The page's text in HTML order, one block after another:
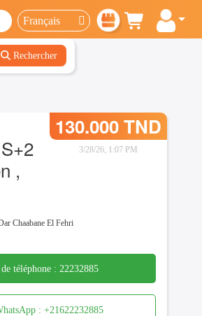
Rechercher
,
130.000 TND
3/28/26, 1:07 PM
Chaabane El Fehri
téléphone : 22232885
: +21622232885